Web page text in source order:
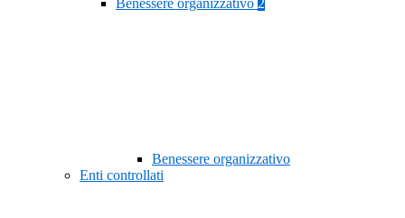
Benessere organizzativo 2
Benessere organizzativo
Enti controllati